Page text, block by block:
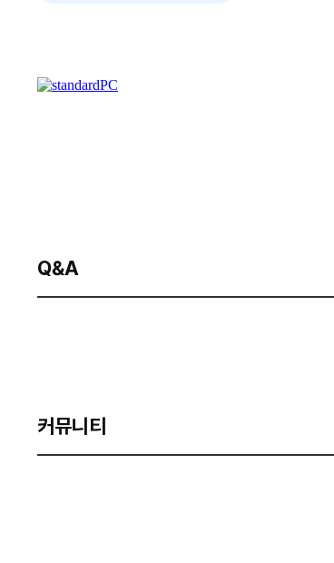
Q&A
커뮤니티